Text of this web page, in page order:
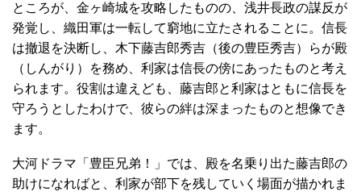
ところが、金ヶ崎城を攻略したものの、浅井長政の謀反が
発覚し、織田軍は一転して窮地に立たされることに。信長
は撤退を決断し、木下藤吉郎秀吉（後の豊臣秀吉）らが殿
（しんがり）を務め、利家は信長の傍にあったものと考え
られます。役割は違えども、藤吉郎と利家はともに信長を
守ろうとしたわけで、彼らの絆は深まったものと想像でき
ます。
大河ドラマ「豊臣兄弟！」では、殿を名乗り出た藤吉郎の
助けになればと、利家が部下を残していく場面が描かれま